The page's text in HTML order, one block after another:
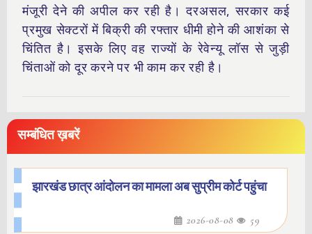
मंजूरी देने की अपील कर रही है। दरअसल, सरकार कई
प्रमुख सेक्टरों में बिक्री की रफ्तार धीमी होने की आशंका से
चिंतित है। इसके लिए वह राज्यों के रेवेन्यू लॉस से जुड़ी
चिंताओं को दूर करने पर भी काम कर रही है।
सम्बंधित ख़बरें
झारखंड छात्र आंदोलन का मामला अब सुप्रीम कोर्ट पहुंचा
2026-08-08 59